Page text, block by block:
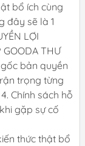
bổ ích cùng
đây sẽ là 1
LỢI
GOODA THƯ
gốc bản quyền
trọng từng
Chính sách hỗ
gặp sự cố
thức thật bổ